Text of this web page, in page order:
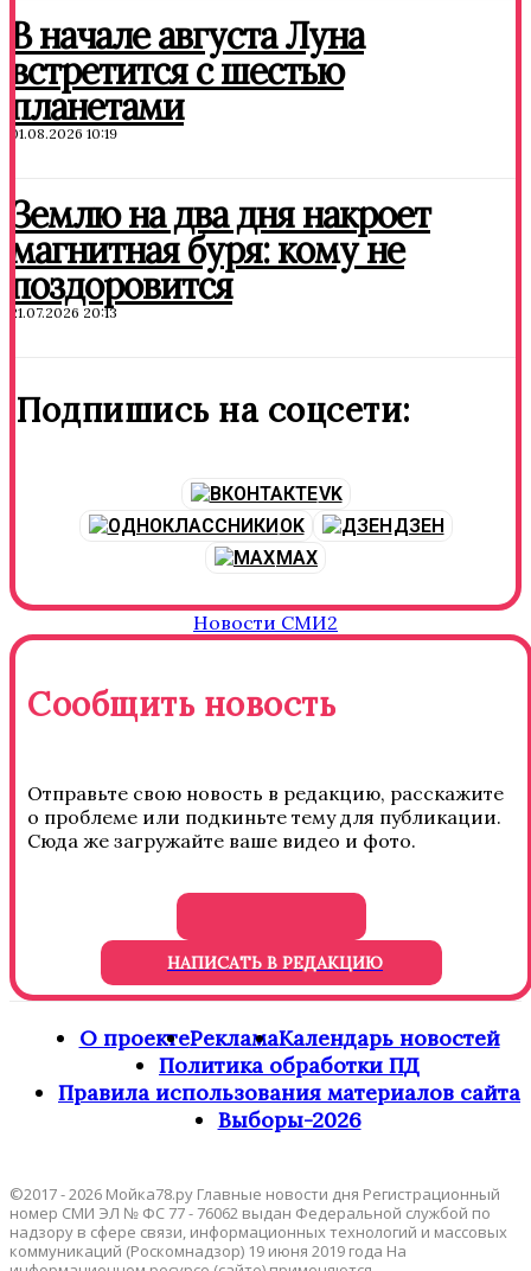
В начале августа Луна
встретится с шестью
планетами
01.08.2026 10:19
Землю на два дня накроет
магнитная буря: кому не
поздоровится
21.07.2026 20:13
Подпишись на соцсети:
VK
OK
ДЗЕН
MAX
Новости СМИ2
Сообщить новость
Отправьте свою новость в редакцию, расскажите
о проблеме или подкиньте тему для публикации.
Сюда же загружайте ваше видео и фото.
НАПИСАТЬ В РЕДАКЦИЮ
О проектеРекламаКалендарь новостей
Политика обработки ПД
Правила использования материалов сайта
Выборы-2026
©2017 - 2026 Мойка78.ру Главные новости дня Регистрационный
номер СМИ ЭЛ № ФС 77 - 76062 выдан Федеральной службой по
надзору в сфере связи, информационных технологий и массовых
коммуникаций (Роскомнадзор) 19 июня 2019 года На